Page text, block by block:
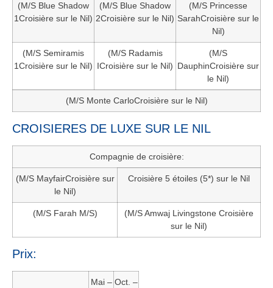
(M/S Blue Shadow
1Croisière sur le Nil)
(M/S Blue Shadow
2Croisière sur le Nil)
(M/S Princesse
SarahCroisière sur le
Nil)
(M/S Semiramis
1Croisière sur le Nil)
(M/S Radamis
ICroisière sur le Nil)
(M/S
DauphinCroisière sur
le Nil)
(M/S Monte CarloCroisière sur le Nil)
CROISIERES DE LUXE SUR LE NIL
Compagnie de croisière:
(M/S MayfairCroisière sur
le Nil)
Croisière 5 étoiles (5*) sur le Nil
(M/S Farah M/S)
(M/S Amwaj Livingstone Croisière
sur le Nil)
Prix:
Mai – Oct. –